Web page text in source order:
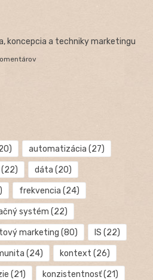
koncepcia a techniky marketingu
automatizácia (27)
(22) dáta (20)
frekvencia (24)
systém (22)
marketing (80) IS (22)
(24) kontext (26)
(21) konzistentnosť(21)